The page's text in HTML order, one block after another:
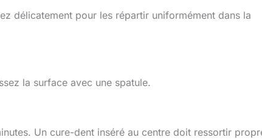
délicatement pour les répartir uniformément dans la
la surface avec une spatule.
Un cure-dent inséré au centre doit ressortir